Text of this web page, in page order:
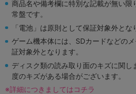
商品名や備考欄に特別な記載が無い限
常盤です。
「電池」は原則として保証対象外とな
ゲーム機本体には、SDカードなどの
証対象外となります。
ディスク類の読み取り面のキズに関し
度のキズがある場合がございます。
※詳細につきましてはコチラ